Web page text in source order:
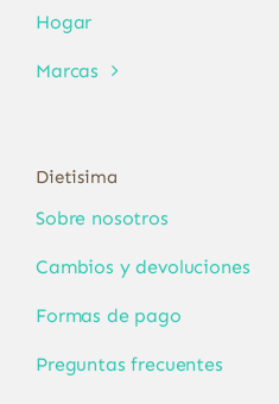
Hogar
Marcas
Dietisima
Sobre nosotros
Cambios y devoluciones
Formas de pago
Preguntas frecuentes